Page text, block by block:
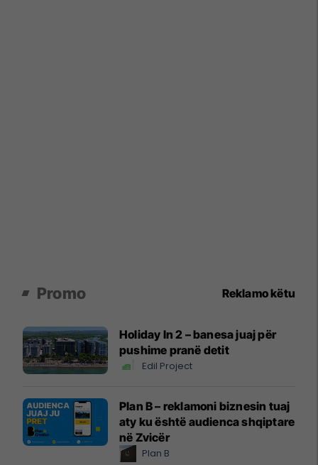
Promo Reklamo këtu
Holiday In 2 – banesa juaj për
pushime pranë detit
Edil Project
Plan B – reklamoni biznesin tuaj
aty ku është audienca shqiptare
në Zvicër
Plan B